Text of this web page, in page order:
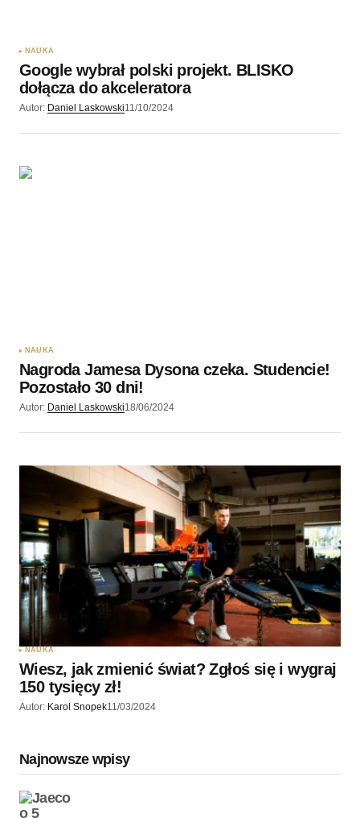
NAUKA
Google wybrał polski projekt. BLISKO
dołącza do akceleratora
Autor: Daniel Laskowski11/10/2024
NAUKA
Nagroda Jamesa Dysona czeka. Studencie!
Pozostało 30 dni!
Autor: Daniel Laskowski18/06/2024
NAUKA
Wiesz, jak zmienić świat? Zgłoś się i wygraj
150 tysięcy zł!
Autor: Karol Snopek11/03/2024
Najnowsze wpisy